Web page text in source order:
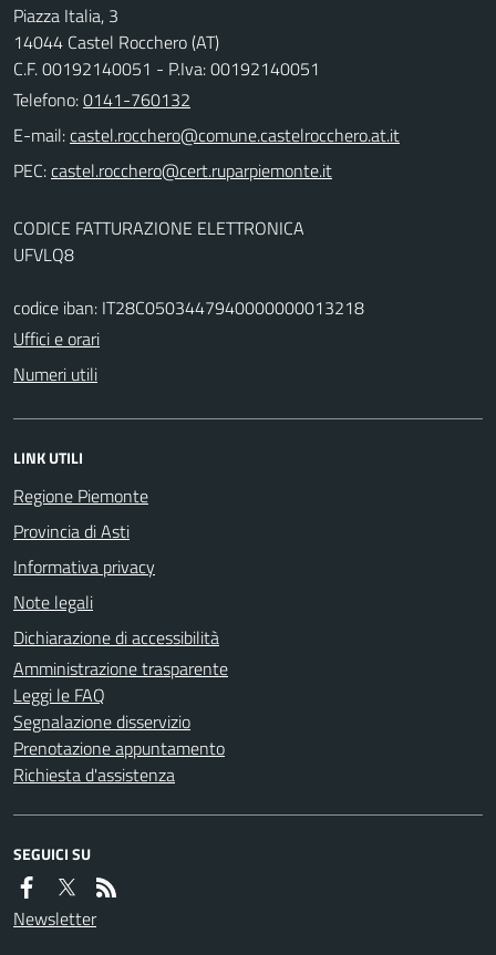
Piazza Italia, 3
14044 Castel Rocchero (AT)
C.F. 00192140051 - P.Iva: 00192140051
Telefono:0141-760132
E-mail:
PEC:
CODICE FATTURAZIONE ELETTRONICA
UFVLQ8
codice iban: IT28C0503447940000000013218
Uffici e orari
Numeri utili
LINK UTILI
Regione Piemonte
Provincia di Asti
Informativa privacy
Note legali
Dichiarazione di accessibilità
Amministrazione trasparente
Leggi le FAQ
Segnalazione disservizio
Prenotazione appuntamento
Richiesta d'assistenza
SEGUICI SU
Newsletter